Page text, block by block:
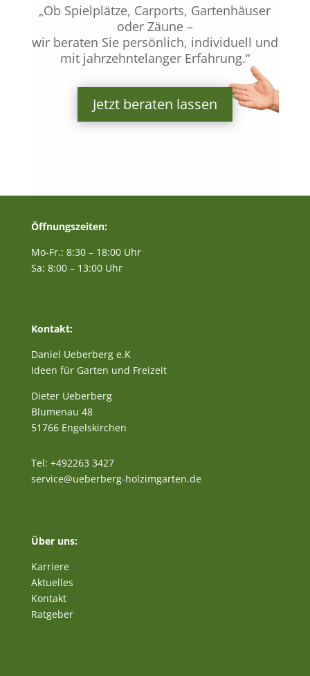
„Ob Spielplätze, Carports, Gartenhäuser
oder Zäune –
wir beraten Sie persönlich, individuell und
mit jahrzehntelanger Erfahrung.“
Jetzt beraten lassen
Öffnungszeiten:
Mo-Fr.: 8:30 – 18:00 Uhr
Sa: 8:00 – 13:00 Uhr
Kontakt:
Daniel Ueberberg e.K
Ideen für Garten und Freizeit
Dieter Ueberberg
Blumenau 48
51766 Engelskirchen
Tel: +492263 3427
service@ueberberg-holzimgarten.de
Über uns:
Karriere
Aktuelles
Kontakt
Ratgeber